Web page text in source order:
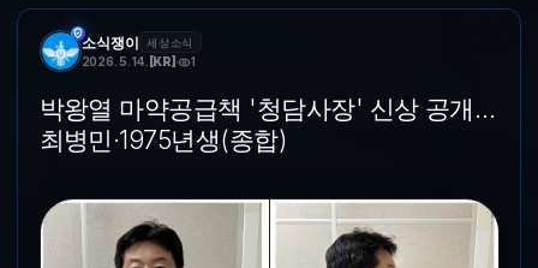
소식쟁이 세상소식
2026. 5. 14. [KR] 1
박왕열 마약공급책 '청담사장' 신상 공개…
최병민·1975년생(종합)